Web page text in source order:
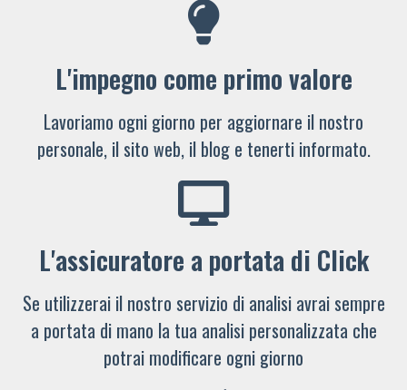
L'impegno come primo valore
Lavoriamo ogni giorno per aggiornare il nostro
personale, il sito web, il blog e tenerti informato.
L'assicuratore a portata di Click
Se utilizzerai il nostro servizio di analisi avrai sempre
a portata di mano la tua analisi personalizzata che
potrai modificare ogni giorno